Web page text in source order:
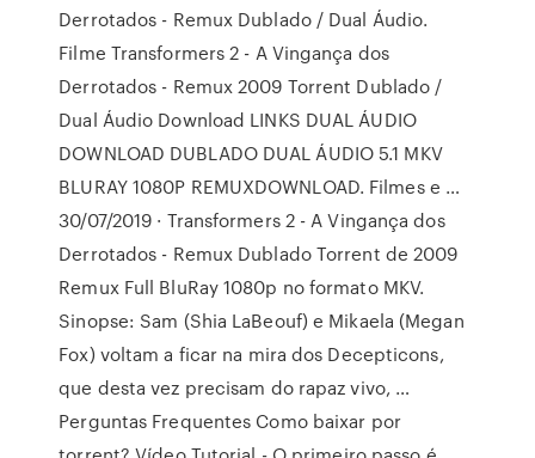
Derrotados - Remux Dublado / Dual Áudio.
Filme Transformers 2 - A Vingança dos
Derrotados - Remux 2009 Torrent Dublado /
Dual Áudio Download LINKS DUAL ÁUDIO
DOWNLOAD DUBLADO DUAL ÁUDIO 5.1 MKV
BLURAY 1080P REMUXDOWNLOAD. Filmes e …
30/07/2019 · Transformers 2 - A Vingança dos
Derrotados - Remux Dublado Torrent de 2009
Remux Full BluRay 1080p no formato MKV.
Sinopse: Sam (Shia LaBeouf) e Mikaela (Megan
Fox) voltam a ficar na mira dos Decepticons,
que desta vez precisam do rapaz vivo, …
Perguntas Frequentes Como baixar por